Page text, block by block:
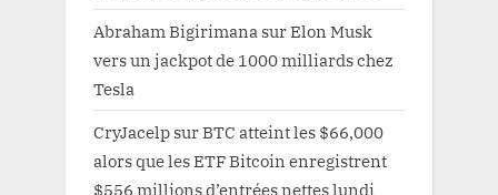
Abraham Bigirimana surElon Musk
vers un jackpot de 1000 milliards chez
Tesla
CryJacelp surBTC atteint les $66,000
alors que les ETF Bitcoin enregistrent
$556 millions d’entrées nettes lundi